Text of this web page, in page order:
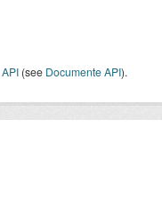
API (see Documente API).